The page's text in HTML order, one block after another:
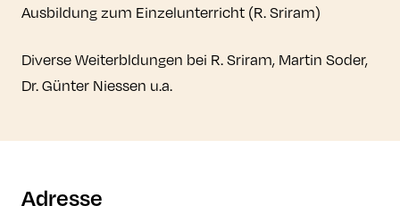
Ausbildung zum Einzelunterricht (R. Sriram)
Diverse Weiterbldungen bei R. Sriram, Martin Soder,
Dr. Günter Niessen u.a.
Adresse